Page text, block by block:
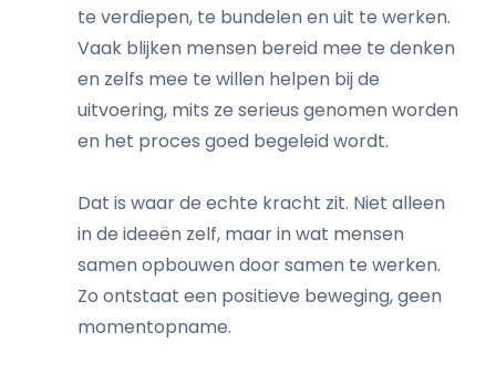
te verdiepen, te bundelen en uit te werken.
Vaak blijken mensen bereid mee te denken
en zelfs mee te willen helpen bij de
uitvoering, mits ze serieus genomen worden
en het proces goed begeleid wordt.
Dat is waar de echte kracht zit. Niet alleen
in de ideeën zelf, maar in wat mensen
samen opbouwen door samen te werken.
Zo ontstaat een positieve beweging, geen
momentopname.